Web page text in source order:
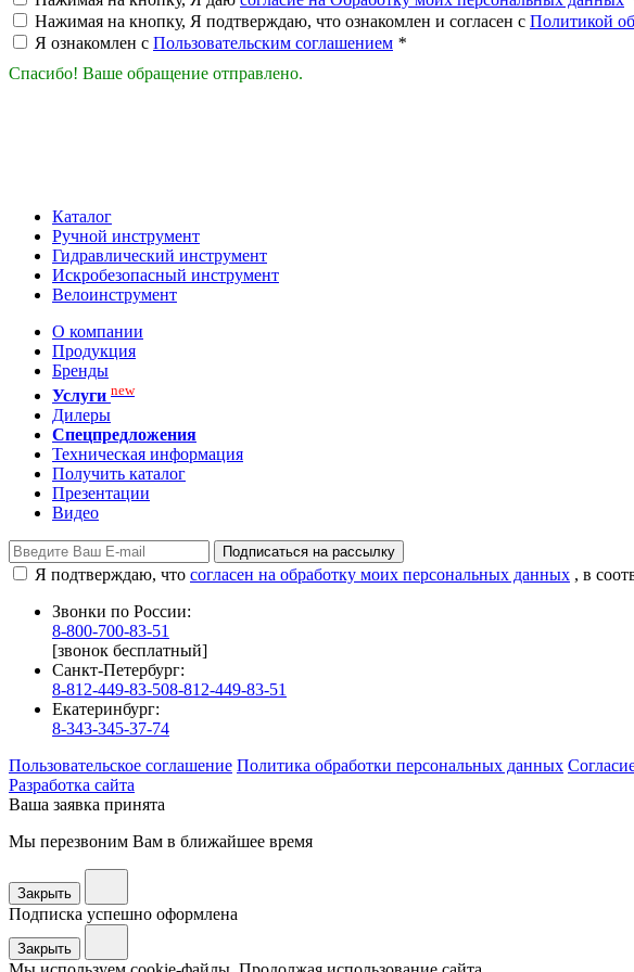
Нажимая на кнопку, Я подтверждаю, что ознакомлен и согласен с Политикой
Я ознакомлен с Пользовательским соглашением *
Спасибо! Ваше обращение отправлено.
Каталог
Ручной инструмент
Гидравлический инструмент
Искробезопасный инструмент
Велоинструмент
О компании
Продукция
Бренды
Услуги new
Дилеры
Спецпредложения
Техническая информация
Получить каталог
Презентации
Видео
Подписаться на рассылку
Я подтверждаю, что согласен на обработку моих персональных данных , в
Звонки по России:
8-800-700-83-51
[звонок бесплатный]
Санкт-Петербург:
8-812-449-83-508-812-449-83-51
Екатеринбург:
8-343-345-37-74
Пользовательское соглашение Политика обработки персональных данных
Разработка сайта
Ваша заявка принята
Мы перезвоним Вам в ближайшее время
Закрыть
Подписка успешно оформлена
Закрыть